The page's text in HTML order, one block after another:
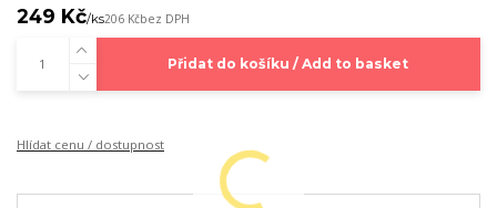
249 Kč/ks206 Kčbez DPH
Přidat do košíku / Add to basket
Hlídat cenu / dostupnost